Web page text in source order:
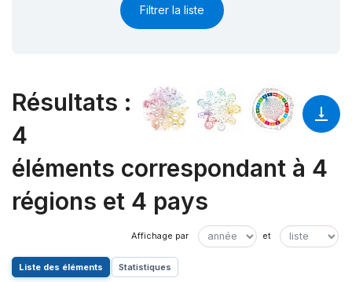
Filtrer la liste
Résultats :
4
éléments correspondant à 4
régions et 4 pays
Liste des éléments Statistiques